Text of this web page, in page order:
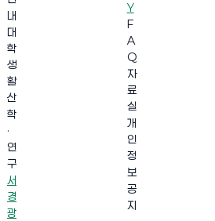
내
대
학
생
활
산
학
·
연
구
서
경
광
Y
F
A
Q
자
료
실
개
인
정
보
공
지